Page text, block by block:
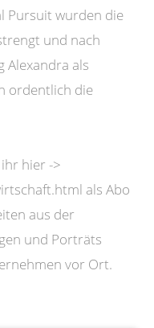
Pursuit wurden die
und nach
Alexandra als
ordentlich die
hier ->
als Abo
aus der
und Porträts
vor Ort.